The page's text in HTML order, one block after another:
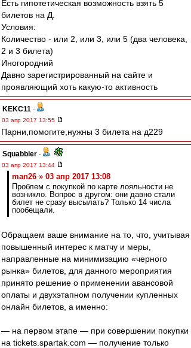
Есть гипотетическая возможность взять 5
билетов на Д.
Условия:
Количество - или 2, или 3, или 5 (два человека,
2 и 3 билета)
Иногородний
Давно зарегистрированный на сайте и
проявляющий хоть какую-то активность
KEKC11 -
03 апр 2017 13:55
Парни,помогите,нужны 3 билета на д229
Squabbler -
03 апр 2017 13:44
man26 » 03 апр 2017 13:08
Проблем с покупкой по карте лояльности не
возникло. Вопрос в другом: они давно стали
билет не сразу высылать? Только 14 числа
пообещали.
Обращаем ваше внимание на то, что, учитывая
повышенный интерес к матчу и меры,
направленные на минимизацию «черного
рынка» билетов, для данного мероприятия
принято решение о применении авансовой
оплаты и двухэтапном получении купленных
онлайн билетов, а именно:
— на первом этапе — при совершении покупки
на tickets.spartak.com — получение только